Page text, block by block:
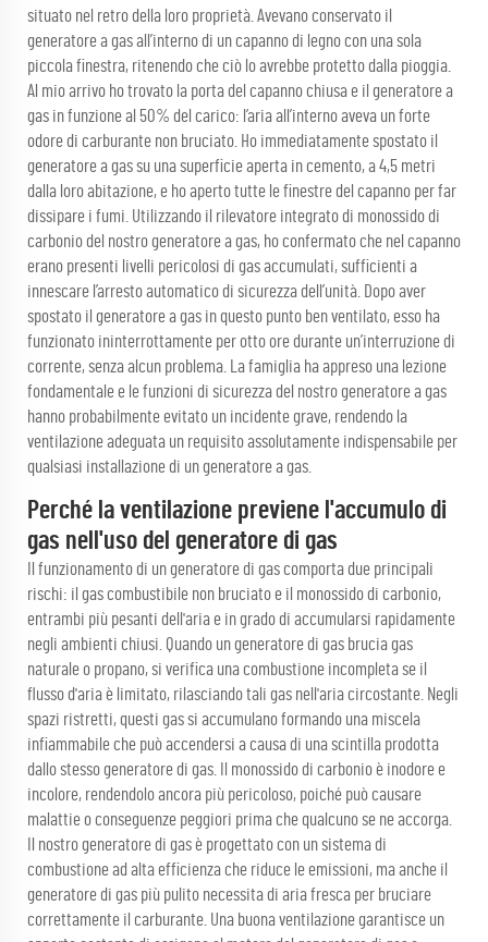
situato nel retro della loro proprietà. Avevano conservato il
generatore a gas all’interno di un capanno di legno con una sola
piccola finestra, ritenendo che ciò lo avrebbe protetto dalla pioggia.
Al mio arrivo ho trovato la porta del capanno chiusa e il generatore a
gas in funzione al 50% del carico: l’aria all’interno aveva un forte
odore di carburante non bruciato. Ho immediatamente spostato il
generatore a gas su una superficie aperta in cemento, a 4,5 metri
dalla loro abitazione, e ho aperto tutte le finestre del capanno per far
dissipare i fumi. Utilizzando il rilevatore integrato di monossido di
carbonio del nostro generatore a gas, ho confermato che nel capanno
erano presenti livelli pericolosi di gas accumulati, sufficienti a
innescare l’arresto automatico di sicurezza dell’unità. Dopo aver
spostato il generatore a gas in questo punto ben ventilato, esso ha
funzionato ininterrottamente per otto ore durante un’interruzione di
corrente, senza alcun problema. La famiglia ha appreso una lezione
fondamentale e le funzioni di sicurezza del nostro generatore a gas
hanno probabilmente evitato un incidente grave, rendendo la
ventilazione adeguata un requisito assolutamente indispensabile per
qualsiasi installazione di un generatore a gas.
Perché la ventilazione previene l'accumulo di
gas nell'uso del generatore di gas
Il funzionamento di un generatore di gas comporta due principali
rischi: il gas combustibile non bruciato e il monossido di carbonio,
entrambi più pesanti dell'aria e in grado di accumularsi rapidamente
negli ambienti chiusi. Quando un generatore di gas brucia gas
naturale o propano, si verifica una combustione incompleta se il
flusso d'aria è limitato, rilasciando tali gas nell'aria circostante. Negli
spazi ristretti, questi gas si accumulano formando una miscela
infiammabile che può accendersi a causa di una scintilla prodotta
dallo stesso generatore di gas. Il monossido di carbonio è inodore e
incolore, rendendolo ancora più pericoloso, poiché può causare
malattie o conseguenze peggiori prima che qualcuno se ne accorga.
Il nostro generatore di gas è progettato con un sistema di
combustione ad alta efficienza che riduce le emissioni, ma anche il
generatore di gas più pulito necessita di aria fresca per bruciare
correttamente il carburante. Una buona ventilazione garantisce un